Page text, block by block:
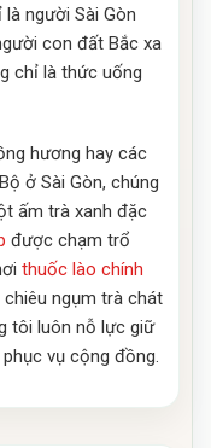
người Sài Gòn
con đất Bắc xa
chỉ là thức uống
hương hay các
ở Sài Gòn, chúng
ấm trà xanh đặc
được chạm trổ
thuốc lào chính
ngụm trà chát
tôi luôn nỗ lực giữ
vụ cộng đồng.